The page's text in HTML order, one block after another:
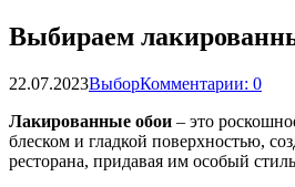
Выбираем
22.07.2023ВыборКомментарии: 0
Лакированные обои – это
блеском и гладкой поверхностью,
ресторана, придавая им особый